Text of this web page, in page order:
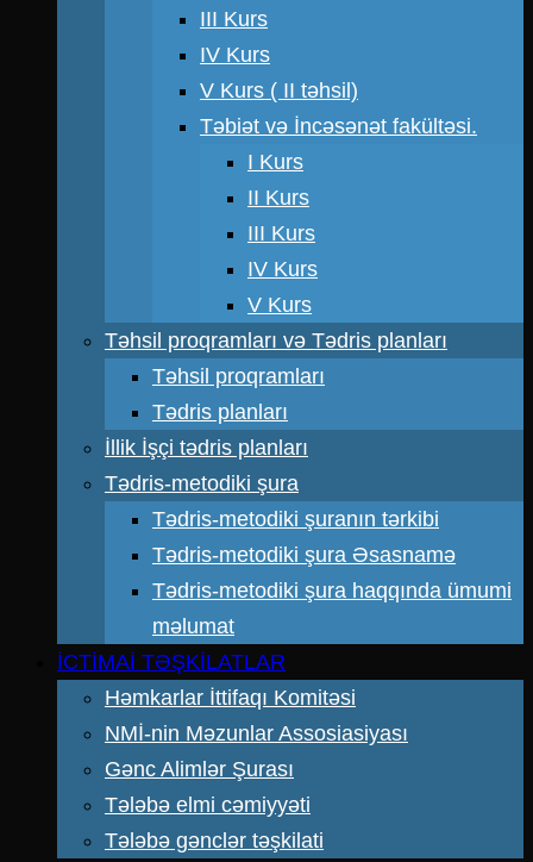
III Kurs
IV Kurs
V Kurs ( II təhsil)
Təbiət və İncəsənət fakültəsi.
I Kurs
II Kurs
III Kurs
IV Kurs
V Kurs
Təhsil proqramları və Tədris planları
Təhsil proqramları
Tədris planları
İllik İşçi tədris planları
Tədris-metodiki şura
Tədris-metodiki şuranın tərkibi
Tədris-metodiki şura Əsasnamə
Tədris-metodiki şura haqqında ümumi
məlumat
İCTİMAİ TƏŞKİLATLAR
Həmkarlar İttifaqı Komitəsi
NMİ-nin Məzunlar Assosiasiyası
Gənc Alimlər Şurası
Tələbə elmi cəmiyyəti
Tələbə gənclər təşkilati